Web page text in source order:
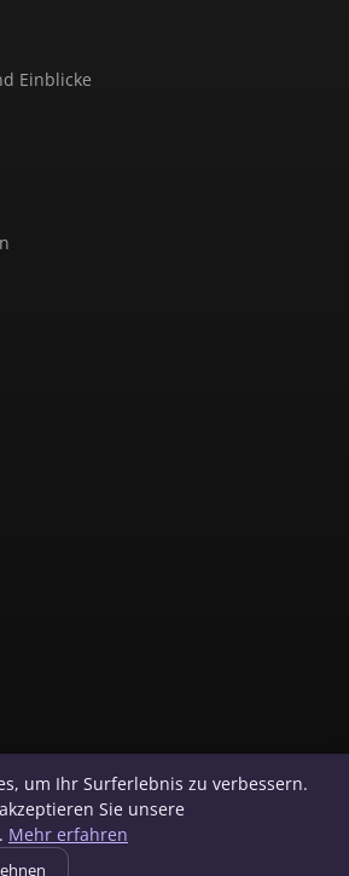
Einblicke
Alle Rechte vorbehalten.
um Ihr Surferlebnis zu verbessern.
Sie unsere
Mehr erfahren